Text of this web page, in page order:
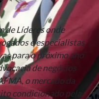
de Líderes onde
e especialistas
para o próximo ano
de negócios
o mercado da
condicionado pela